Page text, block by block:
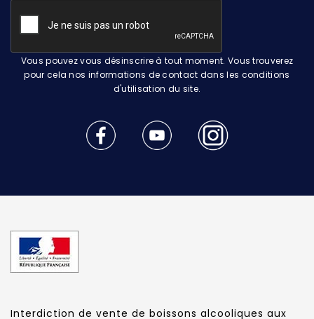
Vous pouvez vous désinscrire à tout moment. Vous trouverez
pour cela nos informations de contact dans les conditions
d'utilisation du site.
Interdiction de vente de boissons alcooliques aux